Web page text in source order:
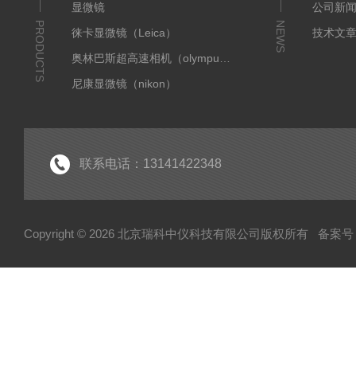
PRODUCTS
显微镜
徕卡显微镜（Leica）
尼康显微镜（nikon）
国产朗研相机
小动物活体成像
NEWS
公司新
技术文
联系电话：13141422348
Copyright © 2026 北京瑞科中仪科技有限公司版权所有 备案号